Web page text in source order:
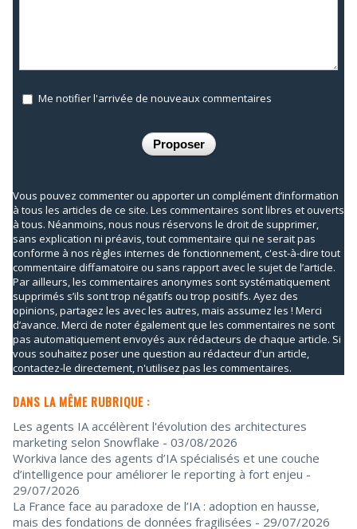
Me notifier l'arrivée de nouveaux commentaires
Vous pouvez commenter ou apporter un complément d’information
à tous les articles de ce site. Les commentaires sont libres et ouverts
à tous. Néanmoins, nous nous réservons le droit de supprimer,
sans explication ni préavis, tout commentaire qui ne serait pas
conforme à nos règles internes de fonctionnement, c'est-à-dire tout
commentaire diffamatoire ou sans rapport avec le sujet de l’article.
Par ailleurs, les commentaires anonymes sont systématiquement
supprimés s’ils sont trop négatifs ou trop positifs. Ayez des
opinions, partagez les avec les autres, mais assumez les ! Merci
d’avance. Merci de noter également que les commentaires ne sont
pas automatiquement envoyés aux rédacteurs de chaque article. Si
vous souhaitez poser une question au rédacteur d'un article,
contactez-le directement, n'utilisez pas les commentaires.
DANS LA MÊME RUBRIQUE :
Les agents IA accélèrent l'évolution des architectures
marketing selon Snowflake - 03/08/2026
Workiva lance des agents d’IA spécialisés et une couche
d’intelligence pour améliorer le reporting à fort enjeu -
29/07/2026
La France face au paradoxe de l’IA : adoption en hausse,
mais des fondations de données fragilisées - 29/07/2026